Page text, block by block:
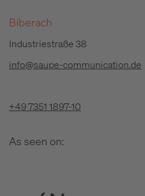
Biberach
Industriestraße 38
info@saupe-communication.de
+49 7351 1897-10
As seen on: